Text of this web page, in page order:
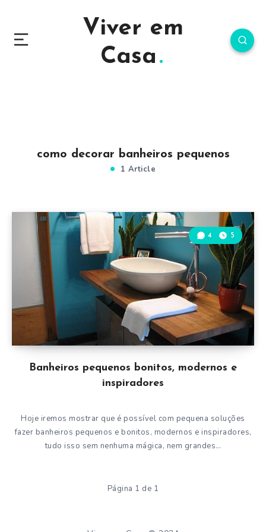
Viver em
Casa
como decorar banheiros pequenos
1 Article
Banheiros pequenos bonitos, modernos e
inspiradores
4 5
Hoje iremos mostrar que é possível com pequena soluções
fazer banheiros pequenos e bonitos, modernos e inspiradores,
tudo isso sem nenhuma mágica, nem grandes…
Página 1 de 1